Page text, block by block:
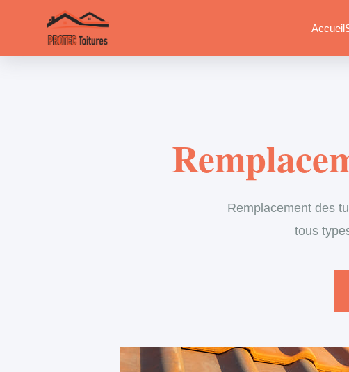
Accueil
Remplacement des
tous